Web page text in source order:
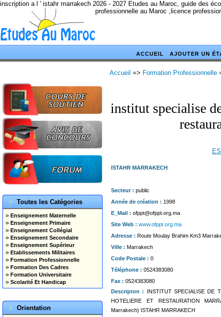
inscription a l ' istahr marrakech 2026 - 2027 Etudes au Maroc, guide des
professionnelle au Maroc ,licence
ACCUEIL AJOUTER UN
Toutes les Catégories
» Enseignement Maternelle
» Enseignement Primaire
» Enseignement Collégial
» Enseignement Secondaire
» Enseignement Supérieur
» Etablissements Militaires
» Formation Professionnelle
» Formation Des Cadres
» Formation Universitaire
» Scolarité Et Handicap
Orientation
Accueil => Formation Professionnelle
institut specialise
ISTAHR MARRAKECH
Secteur : public
Année de création : 1998
E_Mail : ofppt@ofppt.org.ma
Site Web : www.ofppt.org.ma
Adresse : Route Moulay Brahim Km3
Ville : Marrakech
Code Postale : 0
Téléphone : 0524383080
Fax : 0524383080
Descripton :
INSTITUT SPECIALISE DE
HOTELIERE ET RESTAURATION
Marrakech) ISTAHR MARRAKECH